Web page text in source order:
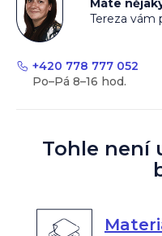
Máte
Tereza vám
+420 778 777 052
Tohle není